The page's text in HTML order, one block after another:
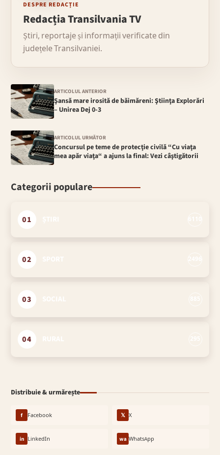
DESPRE REDACȚIE
Redacția Transilvania TV
Știri, reportaje și informații verificate din
județele Transilvaniei.
ARTICOLUL ANTERIOR
Şansă mare irosită de băimăreni: Ştiinţa Explorări
– Unirea Dej 0-3
ARTICOLUL URMĂTOR
Concursul pe teme de protecţie civilă “Cu viaţa
mea apăr viaţa“ a ajuns la final: Vezi câştigătorii
Categorii populare
01
02
03
04
Distribuie & urmărește
f Facebook 𝕏 X
in LinkedIn wa WhatsApp